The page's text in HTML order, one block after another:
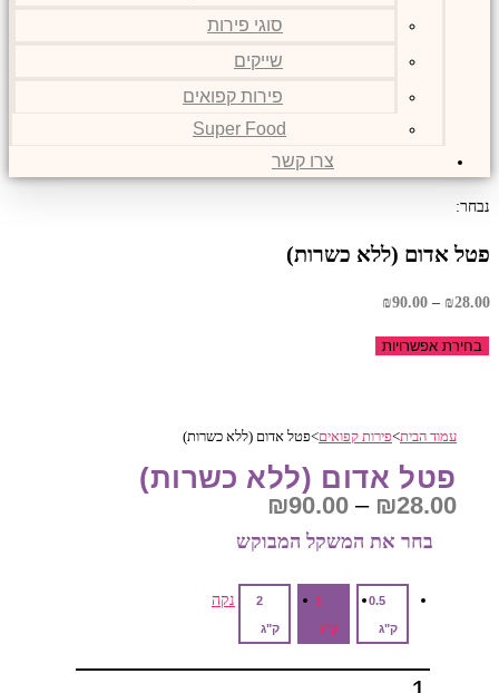
סוגי פירות
שייקים
פירות קפואים
Super Food
צרו קשר
נבחר:
פטל אדום (ללא כשרות)
₪28.00
–
₪90.00 טווח
בחירת אפשרויות
עמוד הבית>פירות קפואים>פטל אדום (ללא כשרות)
פטל אדום (ללא כשרות)
₪28.00
–
₪90.00
טווח
עד
בחר את המשקל המבוקש‎
0.5
ק"ג ק"ג
2
ק"ג
נקה
כמות